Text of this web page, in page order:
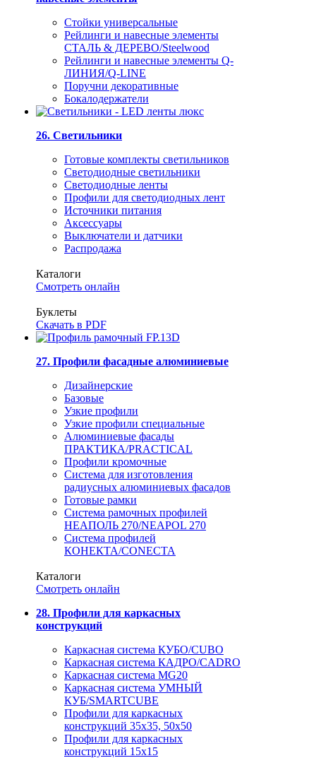
Стойки универсальные
Рейлинги и навесные элементы
СТАЛЬ & ДЕРЕВО/Steelwood
Рейлинги и навесные элементы Q-
ЛИНИЯ/Q-LINE
Поручни декоративные
Бокалодержатели
26. Светильники
Готовые комплекты светильников
Светодиодные светильники
Светодиодные ленты
Профили для светодиодных лент
Источники питания
Аксессуары
Выключатели и датчики
Распродажа
Каталоги
Смотреть онлайн
Буклеты
Скачать в PDF
27. Профили фасадные алюминиевые
Дизайнерские
Базовые
Узкие профили
Узкие профили специальные
Алюминиевые фасады
ПРАКТИКА/PRACTICAL
Профили кромочные
Система для изготовления
радиусных алюминиевых фасадов
Готовые рамки
Система рамочных профилей
НЕАПОЛЬ 270/NEAPOL 270
Система профилей
КОНЕКТА/CONECTA
Каталоги
Смотреть онлайн
28. Профили для каркасных
конструкций
Каркасная система КУБО/CUBO
Каркасная система КАДРО/CADRO
Каркасная система MG20
Каркасная система УМНЫЙ
КУБ/SMARTCUBE
Профили для каркасных
конструкций 35x35, 50x50
Профили для каркасных
конструкций 15х15